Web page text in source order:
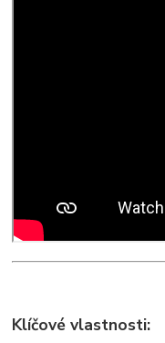
Klíčové vlastnosti: